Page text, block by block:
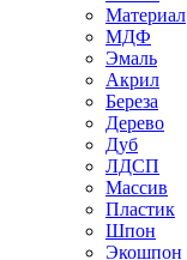
Материал
МДФ
Эмаль
Акрил
Береза
Дерево
Дуб
ЛДСП
Массив
Пластик
Шпон
Экошпон